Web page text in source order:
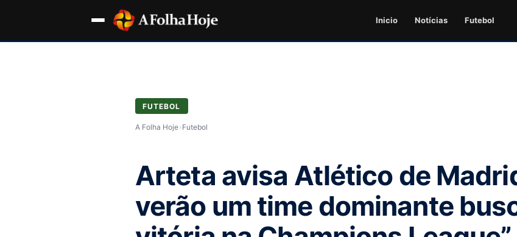
Inicio Notícias Futebol
FUTEBOL
A Folha Hoje› Futebol
Arteta avisa Atlético de
verão um time dominante